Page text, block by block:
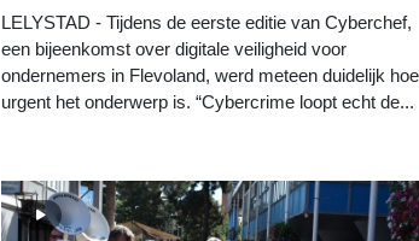
LELYSTAD - Tijdens de eerste editie van Cyberchef,
een bijeenkomst over digitale veiligheid voor
ondernemers in Flevoland, werd meteen duidelijk hoe
urgent het onderwerp is. “Cybercrime loopt echt de...